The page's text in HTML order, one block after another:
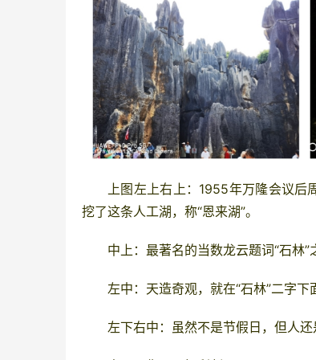
上图左上右上：1955年万隆会议后
挖了这条人工湖，称“恩来湖”。
中上：最著名的当数龙云题词“石林”
左中：天造奇观，就在“石林”二字下
左下右中：虽然不是节假日，但人还